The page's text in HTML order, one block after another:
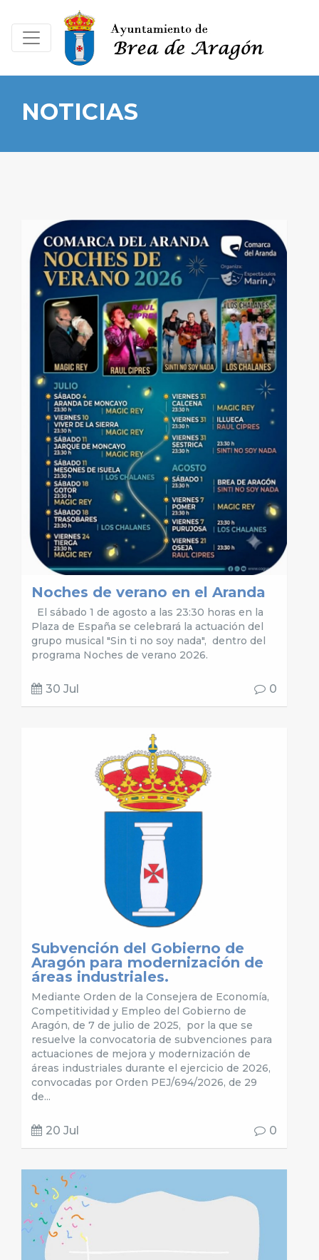
NOTICIAS
Noches de verano en el Aranda
El sábado 1 de agosto a las 23:30 horas en la
Plaza de España se celebrará la actuación del
grupo musical "Sin ti no soy nada", dentro del
programa Noches de verano 2026.
30 Jul 0
Subvención del Gobierno de
Aragón para modernización de
áreas industriales.
Mediante Orden de la Consejera de Economía,
Competitividad y Empleo del Gobierno de
Aragón, de 7 de julio de 2025, por la que se
resuelve la convocatoria de subvenciones para
actuaciones de mejora y modernización de
áreas industriales durante el ejercicio de 2026,
convocadas por Orden PEJ/694/2026, de 29
de...
20 Jul 0